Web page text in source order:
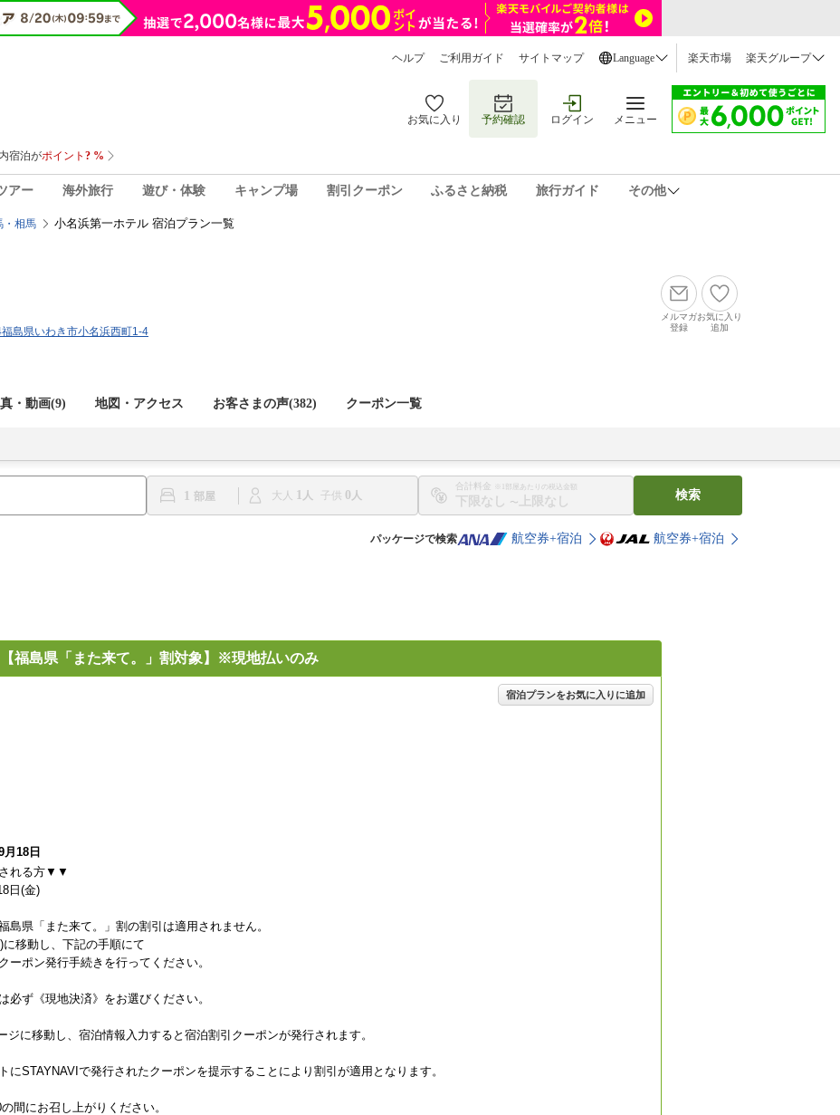
ヘルプ ご利用ガイド サイトマップ Language 楽天市場 楽天グループ
お気に入り 予約確認 ログイン メニュー
アー 海外旅行 遊び・体験 キャンプ場 割引クーポン ふるさと納税 旅行ガイド その他
・相馬 小名浜第一ホテル 宿泊プラン一覧
島県いわき市小名浜西町1-4
メルマガ
登録
お気に入り
追加
・動画(9) 地図・アクセス お客さまの声(382) クーポン一覧
1 大人 1 子供 0
合計料金 ※1部屋あたりの税込金額
〜
検索
パッケージで検索 航空券+宿泊 航空券+宿泊
福島県「また来て。」割対象】※現地払いのみ
宿泊プランをお気に入りに追加
月18日
れる方▼▼
日(金)
島県「また来て。」割の割引は適用されません。
移動し、下記の手順にて
ポン発行手続きを行ってください。
ず《現地決済》をお選びください。
に移動し、宿泊情報入力すると宿泊割引クーポンが発行されます。
STAYNAVIで発行されたクーポンを提示することにより割引が適用となります。
間にお召し上がりください。